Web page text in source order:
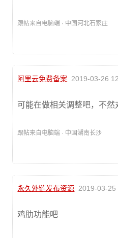
跟帖来自电脑端 · 中国河北石家庄
阿里云免费备案 2019-03-26
可能在做相关调整吧，不然
跟帖来自电脑端 · 中国湖南长沙
永久外链发布资源 2019-03-25
鸡肋功能吧